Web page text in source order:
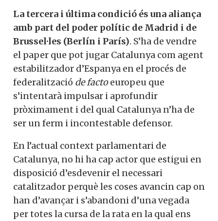
La tercera i última condició és una aliança
amb part del poder polític de Madrid i de
Brussel·les (Berlín i París). S’ha de vendre
el paper que pot jugar Catalunya com agent
estabilitzador d’Espanya en el procés de
federalització de factoeuropeu que
s’intentarà impulsar i aprofundir
pròximament i del qual Catalunya n’ha de
ser un ferm i incontestable defensor.
En l’actual context parlamentari de
Catalunya, no hi ha cap actor que estigui en
disposició d’esdevenir el necessari
catalitzador perquè les coses avancin cap on
han d’avançar i s’abandoni d’una vegada
per totes la cursa de la rata en la qual ens